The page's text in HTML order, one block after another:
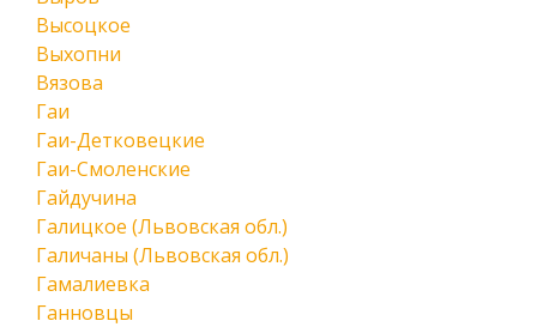
Высоцкое
Выхопни
Вязова
Гаи
Гаи-Детковецкие
Гаи-Смоленские
Гайдучина
Галицкое (Львовская обл.)
Галичаны (Львовская обл.)
Гамалиевка
Ганновцы